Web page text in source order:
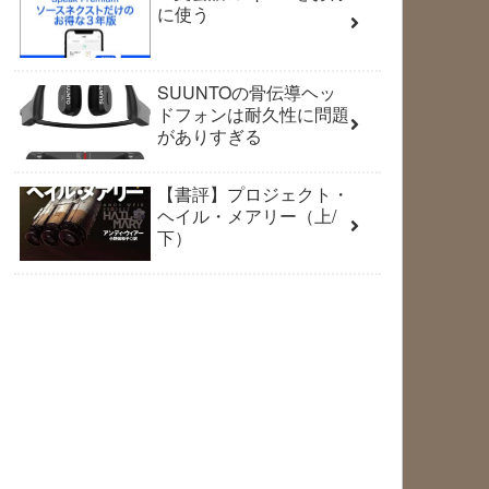
に使う
SUUNTOの骨伝導ヘッ
ドフォンは耐久性に問題
がありすぎる
【書評】プロジェクト・
ヘイル・メアリー（上/
下）